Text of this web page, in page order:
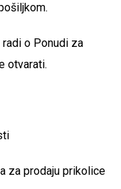
o Ponudi za
otvarati.
za prodaju prikolice